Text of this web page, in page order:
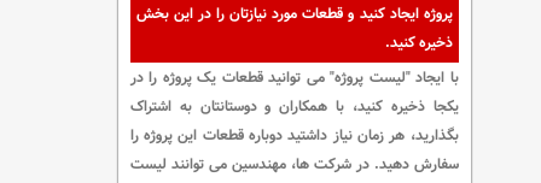
پروژه ایجاد کنید و قطعات مورد نیازتان را در این بخش
ذخیره کنید.
با ایجاد "لیست پروژه" می توانید قطعات یک پروژه را در
یکجا ذخیره کنید، با همکاران و دوستانتان به اشتراک
بگذارید، هر زمان نیاز داشتید دوباره قطعات این پروژه را
سفارش دهید. در شرکت ها، مهندسین می توانند لیست